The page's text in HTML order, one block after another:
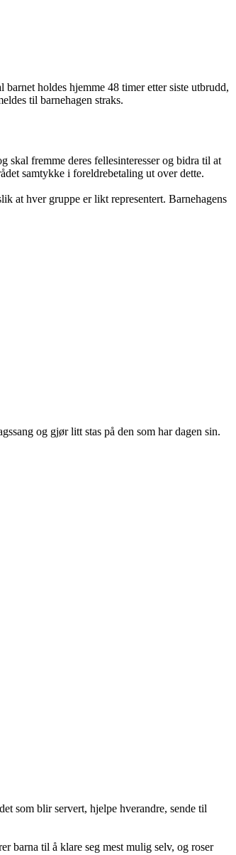
holdes hjemme 48 timer etter siste utbrudd,
til barnehagen straks.
skal fremme deres fellesinteresser og bidra til at
samtykke i foreldrebetaling ut over dette.
at hver gruppe er likt representert. Barnehagens
og gjør litt stas på den som har dagen sin.
som blir servert, hjelpe hverandre, sende til
barna til å klare seg mest mulig selv, og roser